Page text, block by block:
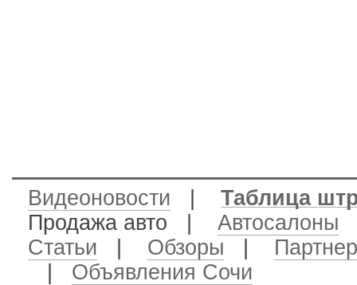
Видеоновости
Таблица
Продажа авто
Автосалоны
Статьи
Обзоры
Объявления Сочи